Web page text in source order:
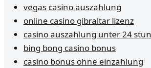
vegas casino auszahlung
online casino gibraltar lizenz
casino auszahlung unter 24
bing bong casino bonus
casino bonus ohne einzahlung